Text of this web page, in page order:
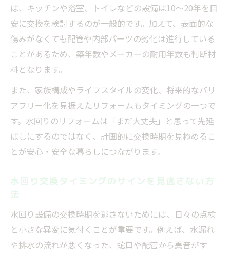
性
交換しないとどうなるかリスクとタイミン
グ
設備劣化を放置した場合のトラブル事例
適切なタイミングでリスク回避する方法
水回りリフォームしない場合の費用増加に
注意
設備寿命を知って適切な交換時期を判断
水回り設備の寿命とタイミングの見極め方
設備ごとの交換目安と最適タイミングを解
説
関係
給湯器など設備ごとの適切な交換タイミン
グ
ば、キッチンや浴室、トイレなどの設備は10〜20年を目
安に交換を検討するのが一般的です。加えて、表面的な
傷みがなくても配管や内部パーツの劣化は進行している
ことがあるため、築年数やメーカーの耐用年数も判断材
料となります。
また、家族構成やライフスタイルの変化、将来的なバリ
アフリー化を見据えたリフォームもタイミングの一つで
す。水回りのリフォームは「まだ大丈夫」と思って先延
ばしにするのではなく、計画的に交換時期を見極めるこ
とが安心・安全な暮らしにつながります。
水回り交換タイミングのサインを見逃さない方
法
水回り設備の交換時期を逃さないためには、日々の点検
と小さな異変に気付くことが重要です。例えば、水漏れ
や排水の流れが悪くなった、蛇口や配管から異音がす